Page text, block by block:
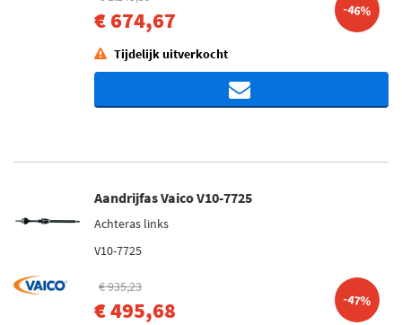
€ 674,67 -46%
Tijdelijk uitverkocht
Aandrijfas Vaico V10-7725
Achteras links
V10-7725
€ 935,23
€ 495,68 -47%